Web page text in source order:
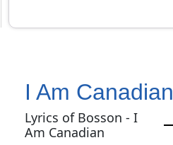
I Am Canadian
Lyrics of Bosson - I
Am Canadian